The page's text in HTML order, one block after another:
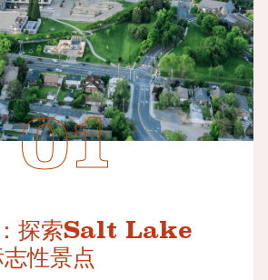
：探索Salt Lake
性景点